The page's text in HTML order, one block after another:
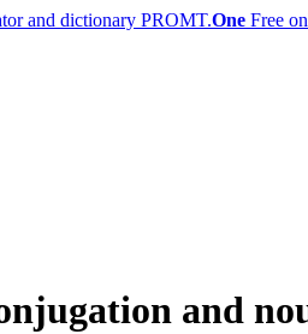
PROMT.One Free
and